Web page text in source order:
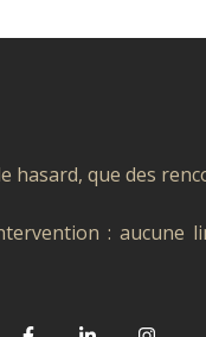
hasard, que des
: aucune